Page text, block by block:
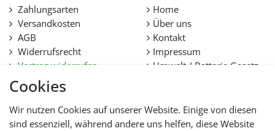
Cookies
Wir nutzen Cookies auf unserer Website. Einige von diesen
sind essenziell, während andere uns helfen, diese Website
Zahlungsarten
Versandkosten
AGB
Widerrufsrecht
Vertrag widerrufen
Datenschutz
Hilfe
Lieferfristen und
Lieferbeschränkung
Home
Über uns
Kontakt
Impressum
Umwelt / Batterie Gesetz